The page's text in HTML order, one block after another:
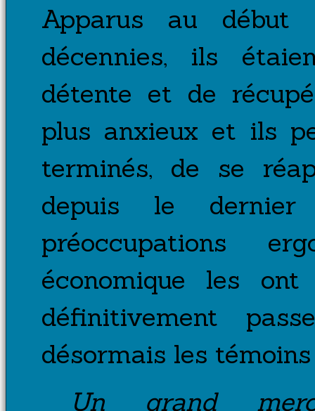
Apparus au
décennies, ils
détente et de
plus anxieux et ils
terminés, de se
depuis le
préoccupations
économique les
définitivement
désormais les
Un grand